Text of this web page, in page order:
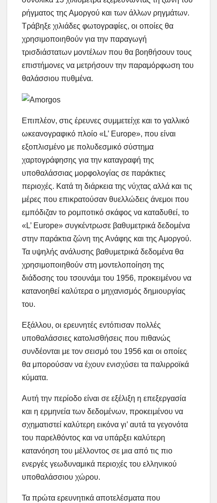
ρήγματος της Αμοργού και των άλλων ρηγμάτων.
Τράβηξε χιλιάδες φωτογραφίες, οι οποίες θα
χρησιμοποιηθούν για την παραγωγή
τρισδιάστατων μοντέλων που θα βοηθήσουν τους
επιστήμονες να μετρήσουν την παραμόρφωση του
θαλάσσιου πυθμένα.
Επιπλέον, στις έρευνες συμμετείχε και το γαλλικό
ωκεανογραφικό πλοίο «L’ Europe», που είναι
εξοπλισμένο με πολυδεσμικό σύστημα
χαρτογράφησης για την καταγραφή της
υποθαλάσσιας μορφολογίας σε παράκτιες
περιοχές. Κατά τη διάρκεια της νύχτας αλλά και τις
μέρες που επικρατούσαν θυελλώδεις άνεμοι που
εμπόδιζαν το ρομποτικό σκάφος να καταδυθεί, το
«L’ Europe» συγκέντρωσε βαθυμετρικά δεδομένα
στην παράκτια ζώνη της Ανάφης και της Αμοργού.
Τα υψηλής ανάλυσης βαθυμετρικά δεδομένα θα
χρησιμοποιηθούν στη μοντελοποίηση της
διάδοσης του τσουνάμι του 1956, προκειμένου να
κατανοηθεί καλύτερα ο μηχανισμός δημιουργίας
του.
Εξάλλου, οι ερευνητές εντόπισαν πολλές
υποθαλάσσιες κατολισθήσεις που πιθανώς
συνδέονται με τον σεισμό του 1956 και οι οποίες
θα μπορούσαν να έχουν ενισχύσει τα παλιρροϊκά
κύματα.
Αυτή την περίοδο είναι σε εξέλιξη η επεξεργασία
και η ερμηνεία των δεδομένων, προκειμένου να
σχηματιστεί καλύτερη εικόνα γι’ αυτά τα γεγονότα
του παρελθόντος και να υπάρξει καλύτερη
κατανόηση του μέλλοντος σε μια από τις πιο
ενεργές γεωδυναμικά περιοχές του ελληνικού
υποθαλάσσιου χώρου.
Τα πρώτα ερευνητικά αποτελέσματα που